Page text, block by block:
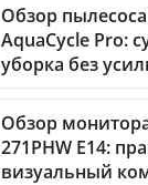
Обзор
AquaCycle Pro:
уборка без
Обзор
271PHW E14:
визуальный